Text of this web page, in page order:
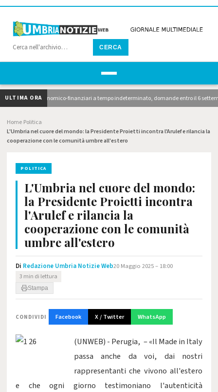
CERCA
ULTIMA ORAeconomico-finanziari a tempo indeterminato, domande entro il 6 settembre.
Home Politica
L'Umbria nel cuore del mondo: la Presidente Proietti incontra l'Arulef e rilancia la
cooperazione con le comunità umbre all'estero
POLITICA
L'Umbria nel cuore del mondo:
la Presidente Proietti incontra
l'Arulef e rilancia la
cooperazione con le comunità
umbre all'estero
Di Redazione Umbria Notizie Web20 Maggio 2025 – 18:00
3 min di lettura
Stampa
CONDIVIDI Facebook X / Twitter WhatsApp
(UNWEB) - Perugia, – «Il Made in Italy
passa anche da voi, dai nostri
rappresentanti che vivono all'estero
e che ogni giorno testimoniano l'autenticità